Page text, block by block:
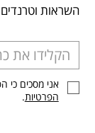
השראות
אני מסכים כי
הפרטיות.